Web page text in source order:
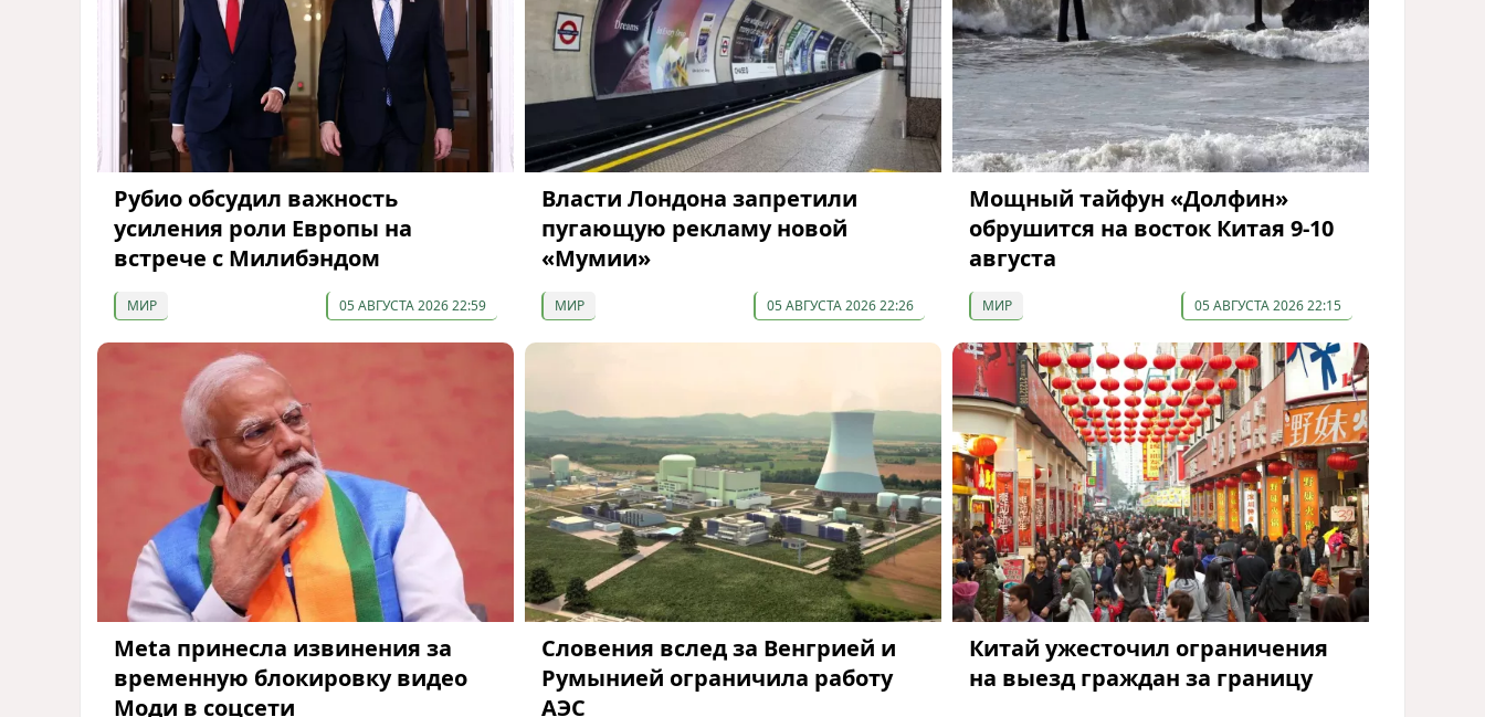
Рубио обсудил важность
усиления роли Европы на
встрече с Милибэндом
МИР 05 АВГУСТА 2026 22:59
Власти Лондона запретили
пугающую рекламу новой
«Мумии»
МИР 05 АВГУСТА 2026 22:26
Мощный тайфун «Долфин»
обрушится на восток Китая 9-10
августа
МИР 05 АВГУСТА 2026 22:15
Meta принесла извинения за
временную блокировку видео
Моди в соцсети
Словения вслед за Венгрией и
Румынией ограничила работу
АЭС
Китай ужесточил ограничения
на выезд граждан за границу